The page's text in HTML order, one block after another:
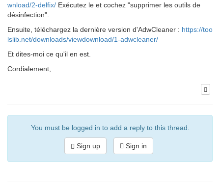
wnload/2-delfix/ Exécutez le et cochez "supprimer les outils de
désinfection".
Ensuite, téléchargez la dernière version d'AdwCleaner : https://too
lslib.net/downloads/viewdownload/1-adwcleaner/
Et dites-moi ce qu'il en est.
Cordialement,
You must be logged in to add a reply to this thread.
Sign up Sign in